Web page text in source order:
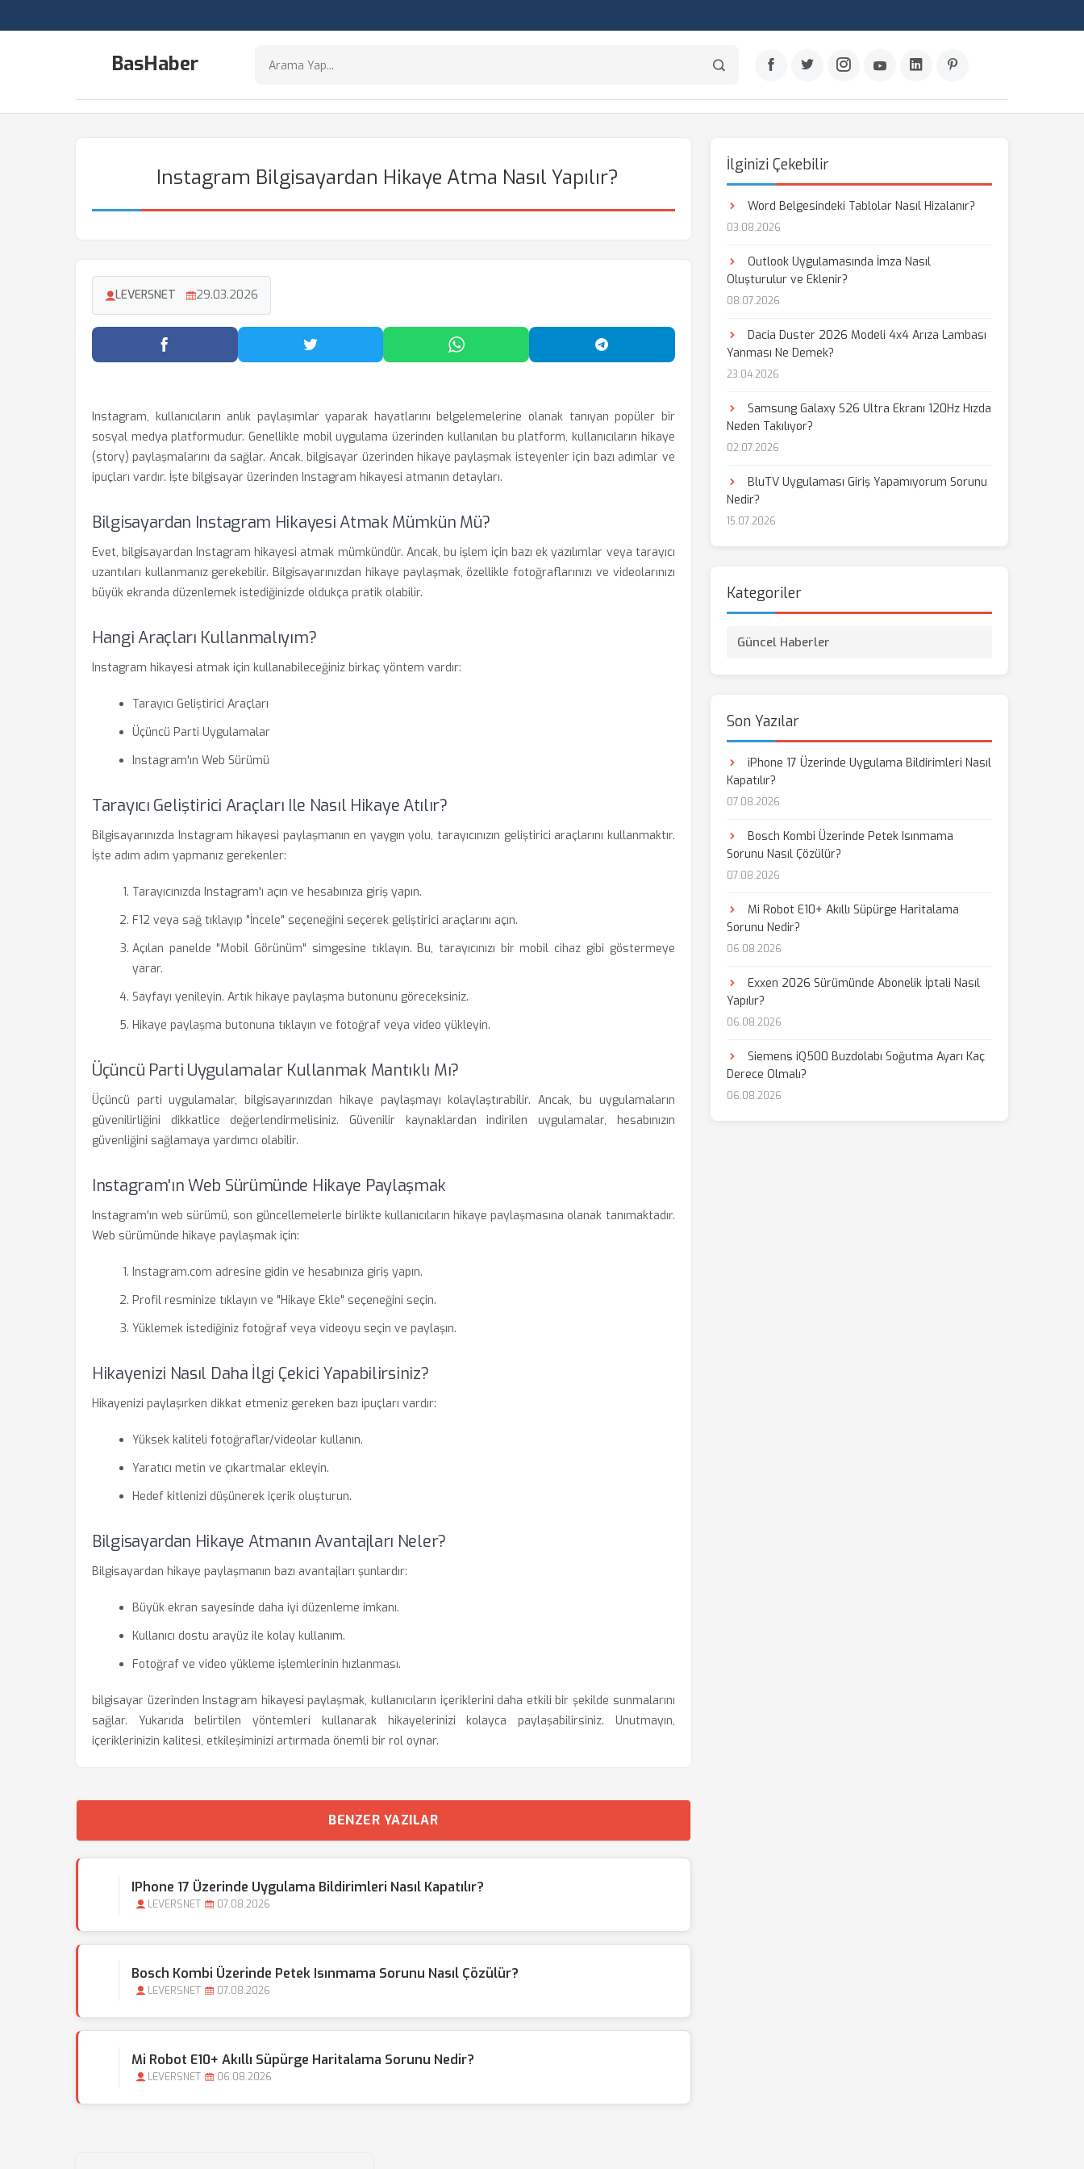
BasHaber
Instagram Bilgisayardan Hikaye Atma Nasıl Yapılır?
LEVERSNET 29.03.2026
Facebook'ta Paylaş Twitter'da Paylaş WhatsApp'ta Paylaş Telegram'da Paylaş
Instagram, kullanıcıların anlık paylaşımlar yaparak hayatlarını belgelemelerine olanak tanıyan popüler bir
sosyal medya platformudur. Genellikle mobil uygulama üzerinden kullanılan bu platform, kullanıcıların hikaye
(story) paylaşmalarını da sağlar. Ancak, bilgisayar üzerinden hikaye paylaşmak isteyenler için bazı adımlar ve
ipuçları vardır. İşte bilgisayar üzerinden Instagram hikayesi atmanın detayları.
Bilgisayardan Instagram Hikayesi Atmak Mümkün Mü?
Evet, bilgisayardan Instagram hikayesi atmak mümkündür. Ancak, bu işlem için bazı ek yazılımlar veya tarayıcı
uzantıları kullanmanız gerekebilir. Bilgisayarınızdan hikaye paylaşmak, özellikle fotoğraflarınızı ve videolarınızı
büyük ekranda düzenlemek istediğinizde oldukça pratik olabilir.
Hangi Araçları Kullanmalıyım?
Instagram hikayesi atmak için kullanabileceğiniz birkaç yöntem vardır:
Tarayıcı Geliştirici Araçları
Üçüncü Parti Uygulamalar
Instagram'ın Web Sürümü
Tarayıcı Geliştirici Araçları Ile Nasıl Hikaye Atılır?
Bilgisayarınızda Instagram hikayesi paylaşmanın en yaygın yolu, tarayıcınızın geliştirici araçlarını kullanmaktır.
İşte adım adım yapmanız gerekenler:
Tarayıcınızda Instagram'ı açın ve hesabınıza giriş yapın.
F12 veya sağ tıklayıp "İncele" seçeneğini seçerek geliştirici araçlarını açın.
Açılan panelde "Mobil Görünüm" simgesine tıklayın. Bu, tarayıcınızı bir mobil cihaz gibi göstermeye
yarar.
Sayfayı yenileyin. Artık hikaye paylaşma butonunu göreceksiniz.
Hikaye paylaşma butonuna tıklayın ve fotoğraf veya video yükleyin.
Üçüncü Parti Uygulamalar Kullanmak Mantıklı Mı?
Üçüncü parti uygulamalar, bilgisayarınızdan hikaye paylaşmayı kolaylaştırabilir. Ancak, bu uygulamaların
güvenilirliğini dikkatlice değerlendirmelisiniz. Güvenilir kaynaklardan indirilen uygulamalar, hesabınızın
güvenliğini sağlamaya yardımcı olabilir.
Instagram'ın Web Sürümünde Hikaye Paylaşmak
Instagram'ın web sürümü, son güncellemelerle birlikte kullanıcıların hikaye paylaşmasına olanak tanımaktadır.
Web sürümünde hikaye paylaşmak için:
Instagram.com adresine gidin ve hesabınıza giriş yapın.
Profil resminize tıklayın ve "Hikaye Ekle" seçeneğini seçin.
Yüklemek istediğiniz fotoğraf veya videoyu seçin ve paylaşın.
Hikayenizi Nasıl Daha İlgi Çekici Yapabilirsiniz?
Hikayenizi paylaşırken dikkat etmeniz gereken bazı ipuçları vardır:
Yüksek kaliteli fotoğraflar/videolar kullanın.
Yaratıcı metin ve çıkartmalar ekleyin.
Hedef kitlenizi düşünerek içerik oluşturun.
Bilgisayardan Hikaye Atmanın Avantajları Neler?
Bilgisayardan hikaye paylaşmanın bazı avantajları şunlardır:
Büyük ekran sayesinde daha iyi düzenleme imkanı.
Kullanıcı dostu arayüz ile kolay kullanım.
Fotoğraf ve video yükleme işlemlerinin hızlanması.
bilgisayar üzerinden Instagram hikayesi paylaşmak, kullanıcıların içeriklerini daha etkili bir şekilde sunmalarını
sağlar. Yukarıda belirtilen yöntemleri kullanarak hikayelerinizi kolayca paylaşabilirsiniz. Unutmayın,
içeriklerinizin kalitesi, etkileşiminizi artırmada önemli bir rol oynar.
BENZER YAZILAR
IPhone 17 Üzerinde Uygulama Bildirimleri Nasıl Kapatılır?
LEVERSNET 07.08.2026
Bosch Kombi Üzerinde Petek Isınmama Sorunu Nasıl Çözülür?
LEVERSNET 07.08.2026
Mi Robot E10+ Akıllı Süpürge Haritalama Sorunu Nedir?
LEVERSNET 06.08.2026
İlginizi Çekebilir
Word Belgesindeki Tablolar Nasıl Hizalanır?
03.08.2026
Outlook Uygulamasında İmza Nasıl
Oluşturulur ve Eklenir?
08.07.2026
Dacia Duster 2026 Modeli 4x4 Arıza Lambası
Yanması Ne Demek?
23.04.2026
Samsung Galaxy S26 Ultra Ekranı 120Hz Hızda
Neden Takılıyor?
02.07.2026
BluTV Uygulaması Giriş Yapamıyorum Sorunu
Nedir?
15.07.2026
Kategoriler
Güncel Haberler
Son Yazılar
iPhone 17 Üzerinde Uygulama Bildirimleri Nasıl
Kapatılır?
07.08.2026
Bosch Kombi Üzerinde Petek Isınmama
Sorunu Nasıl Çözülür?
07.08.2026
Mi Robot E10+ Akıllı Süpürge Haritalama
Sorunu Nedir?
06.08.2026
Exxen 2026 Sürümünde Abonelik İptali Nasıl
Yapılır?
06.08.2026
Siemens iQ500 Buzdolabı Soğutma Ayarı Kaç
Derece Olmalı?
06.08.2026